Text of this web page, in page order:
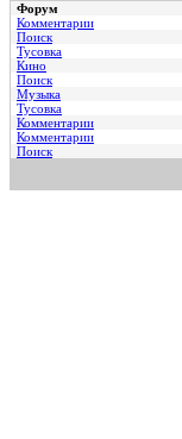
Форум
Комментарии
Поиск
Тусовка
Кино
Поиск
Музыка
Тусовка
Комментарии
Комментарии
Поиск